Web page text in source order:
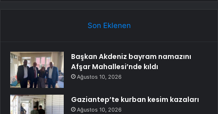
Son Eklenen
Başkan Akdeniz bayram namazını
Afşar Mahallesi’nde kıldı
Ağustos 10, 2026
Gaziantep’te kurban kesim kazaları
Ağustos 10, 2026